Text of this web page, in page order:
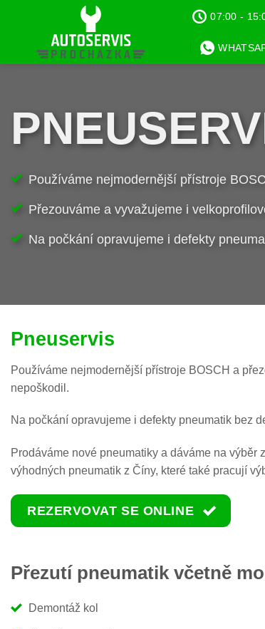
07:00 -
Používáme nejmodernější přístroje
Přezouváme a vyvažujeme i
Na počkání opravujeme i defekty
Pneuservis
Používáme nejmodernější přístroje BOSCH a
nepoškodil.
Na počkání opravujeme i defekty pneumatik bez
Prodáváme nové pneumatiky a dáváme na
výhodných pneumatik z Číny, které také pracují
REZERVOVAT SE ONLINE
Přezutí pneumatik včetně
Demontáž kol